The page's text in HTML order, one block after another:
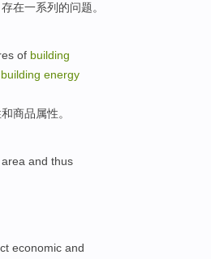
存在一系列 的问题。
of building
building energy
和商品属性。
area and thus
economic and